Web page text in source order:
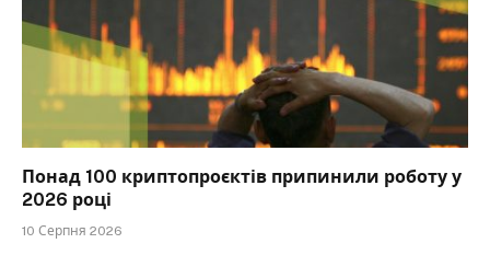
Понад 100 криптопроєктів припинили роботу у
2026 році
10 Серпня 2026